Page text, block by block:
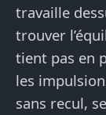
travaille
trouver
tient pas en
les
sans recul,